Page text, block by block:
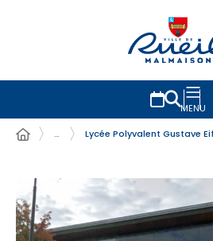
MENU
…
Lycée Polyvalent Gustave